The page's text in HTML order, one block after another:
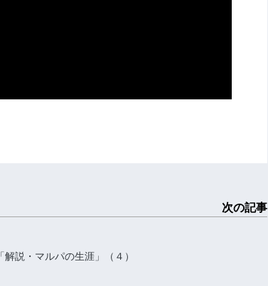
次の記事
「解説・マルパの生涯」（４）